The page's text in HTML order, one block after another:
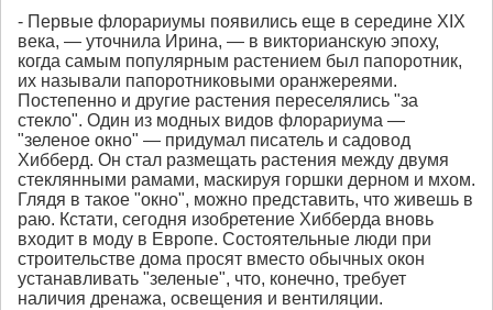
- Первые флорариумы появились еще в середине XIX
века, — уточнила Ирина, — в викторианскую эпоху,
когда самым популярным растением был папоротник,
их называли папоротниковыми оранжереями.
Постепенно и другие растения переселялись "за
стекло". Один из модных видов флорариума —
"зеленое окно" — придумал писатель и садовод
Хибберд. Он стал размещать растения между двумя
стеклянными рамами, маскируя горшки дерном и мхом.
Глядя в такое "окно", можно представить, что живешь в
раю. Кстати, сегодня изобретение Хибберда вновь
входит в моду в Европе. Состоятельные люди при
строительстве дома просят вместо обычных окон
устанавливать "зеленые", что, конечно, требует
наличия дренажа, освещения и вентиляции.